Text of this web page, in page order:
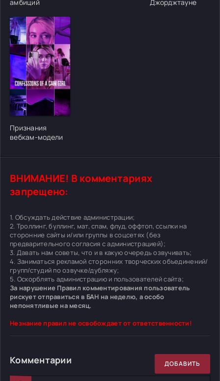
амбиций Джорджтауне
[/xfgiven_cvh_poster_urlcvh_poster_url]
Признания
вебкам-модели
ВНИМАНИЕ! В комментариях
запрещено:
1. Обсуждать действие администрации;
2. Троллинг, буллинг, мат, спам, флуд, оффтоп, ссылки на
сторонние сайты и/или группы в соцсетях (без
предварительного согласия с администрацией);
3. Давать нам советы, что и в какую очередь озвучивать;
4. Заниматься рекламой сторонних творческих объединений/
групп/студий по озвучке/дубляжу;
5. Оскорблять администрацию и пользователей сайта;
За нарушение Правил комментирования пользователь
рискует отправиться в БАН на неделю, а особо
непонятливые на месяц.
Незнание правил не освобождает от ответственности!
Комментарии ДОБАВИТЬ